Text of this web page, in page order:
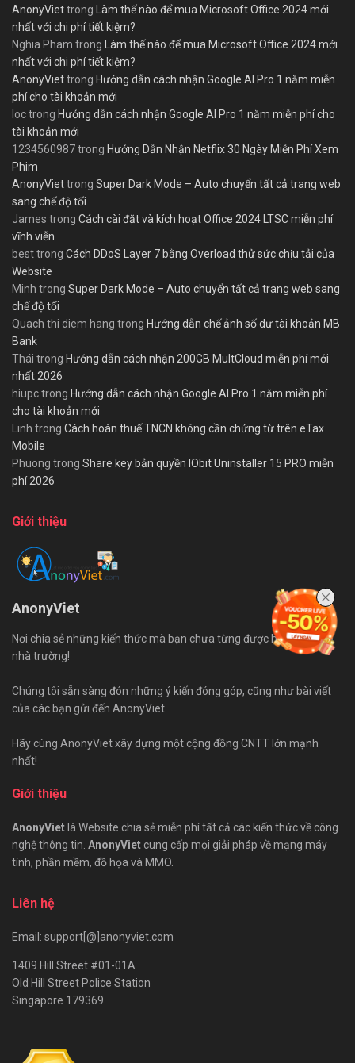
AnonyViettrong
Làm thế nào để mua Microsoft Office 2024 mới
nhất với chi phí tiết kiệm?
Nghia Pham trong
Làm thế nào để mua Microsoft Office 2024 mới
nhất với chi phí tiết kiệm?
AnonyViettrong Hướng dẫn cách nhận Google AI Pro 1 năm miễn
phí cho tài khoản mới
loctrong Hướng dẫn cách nhận Google AI Pro 1 năm miễn phí cho
tài khoản mới
1234560987trong Hướng Dẫn Nhận Netflix 30 Ngày Miễn Phí Xem
Phim
AnonyViettrong Super Dark Mode – Auto chuyển tất cả trang web
sang chế độ tối
James trong Cách cài đặt và kích hoạt Office 2024 LTSC miễn phí
vĩnh viễn
besttrong Cách DDoS Layer 7 bằng Overload thử sức chịu tải của
Website
Minh trong Super Dark Mode – Auto chuyển tất cả trang web sang
chế độ tối
Quach thi diem hang trong Hướng dẫn chế ảnh số dư tài khoản MB
Bank
Thái trong Hướng dẫn cách nhận 200GB MultCloud miễn phí mới
nhất 2026
hiupctrong Hướng dẫn cách nhận Google AI Pro 1 năm miễn phí
cho tài khoản mới
Linh trong Cách hoàn thuế TNCN không cần chứng từ trên eTax
Mobile
Phuong trong Share key bản quyền IObit Uninstaller 15 PRO miễn
phí 2026
Giới thiệu
AnonyViet
Nơi chia sẻ những kiến thức mà bạn chưa từng được học trên ghế
nhà trường!
Chúng tôi sẵn sàng đón những ý kiến đóng góp, cũng như bài viết
của các bạn gửi đến AnonyViet.
Hãy cùng AnonyViet xây dựng một cộng đồng CNTT lớn mạnh
nhất!
Giới thiệu
AnonyViet là Website chia sẻ miễn phí tất cả các kiến thức về công
nghệ thông tin. AnonyViet cung cấp mọi giải pháp về mạng máy
tính, phần mềm, đồ họa và MMO.
Liên hệ
Email: support[@]anonyviet.com
1409 Hill Street #01-01A
Old Hill Street Police Station
Singapore 179369